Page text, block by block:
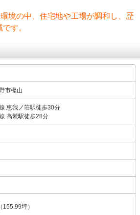
境の中、住宅地や工場が調和し、歴
す。
市樫山
恵我ノ荘駅徒歩30分
高鷲駅徒歩28分
（155.99坪）